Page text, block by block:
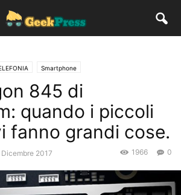
Smartphone
845 di
quando i piccoli
fanno grandi cose.
Dicembre 2017 0
1966